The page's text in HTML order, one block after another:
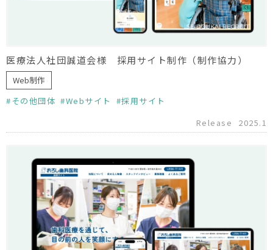
医療法人社団誠道会様 採用サイト制作（制作協力）
Web制作
その他団体
Webサイト
採用サイト
Release
2025.1